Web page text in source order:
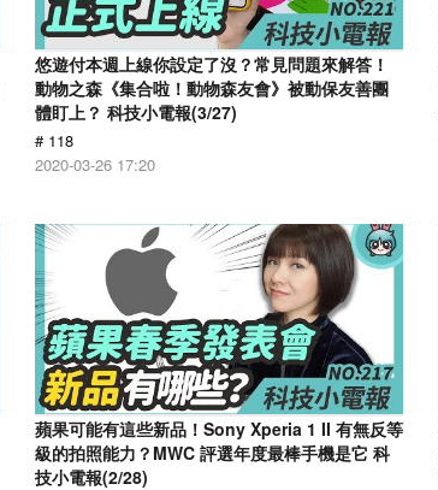
悠遊付本週上線你設定了沒？常見問題來解答！
動物之森《集合啦！動物森友會》被動保友善團
體盯上？ 科技小電報(3/27)
# 118
2020-03-26 17:20
蘋果可能有這些新品！Sony Xperia 1 II 有無反等
級的拍照能力？MWC 評選年度最棒手機是它 科
技小電報(2/28)